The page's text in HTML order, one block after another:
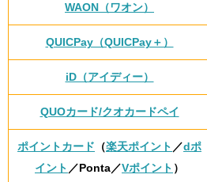
WAON（ワオン）
QUICPay（QUICPay＋）
iD（アイディー）
QUOカード/クオカードペイ
ポイントカード （楽天ポイント ／dポ
イント ／Ponta／Vポイント ）